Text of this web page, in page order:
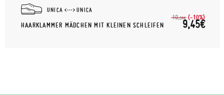
UNICA UNICA
HAARKLAMMER MÄDCHEN MIT KLEINEN SCHLEIFEN
10,50€ (-10%)
9,45€